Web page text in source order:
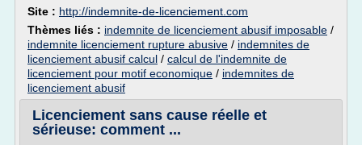
Site : http://indemnite-de-licenciement.com
Thèmes liés : indemnite de licenciement abusif imposable /
indemnite licenciement rupture abusive / indemnites de
licenciement abusif calcul / calcul de l'indemnite de
licenciement pour motif economique / indemnites de
licenciement abusif
Licenciement sans cause réelle et
sérieuse: comment ...